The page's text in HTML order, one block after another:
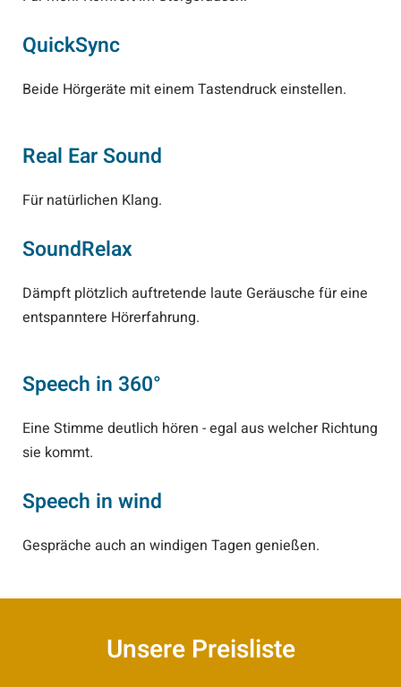
QuickSync
Beide Hörgeräte mit einem Tastendruck einstellen.
Real Ear Sound
Für natürlichen Klang.
SoundRelax
Dämpft plötzlich auftretende laute Geräusche für eine
entspanntere Hörerfahrung.
Speech in 360°
Eine Stimme deutlich hören - egal aus welcher Richtung
sie kommt.
Speech in wind
Gespräche auch an windigen Tagen genießen.
Unsere Preisliste